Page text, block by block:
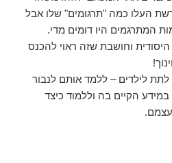
העלו כמה "תרגומים" שלו אבל
המתרגמים היו דומים מדי.
וחושבת שזה ראוי להכנס
לילדים – ללמד אותם לנבור
הקיים בה וללמוד כיצד